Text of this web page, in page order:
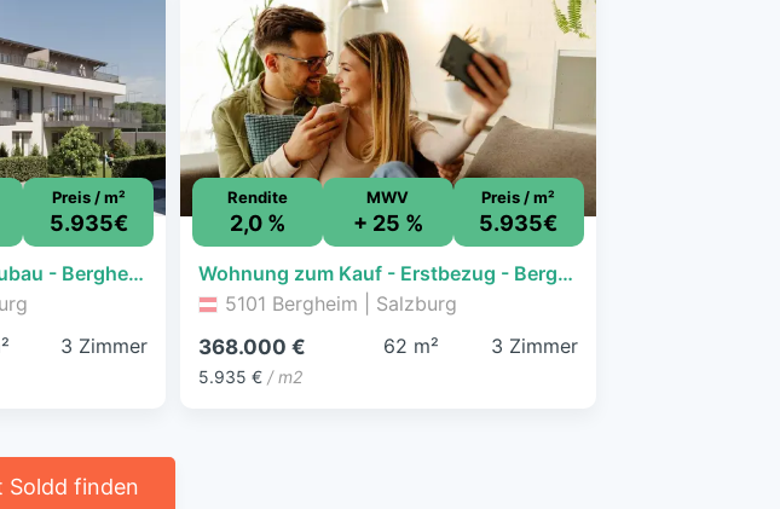
Preis / m²
5.935€
Wohnung zum Kauf - Neubau - Bergheim - 368.000 € - 3 Zimmer, 62 m², 2. Geschoss
3 Zimmer
Rendite
2,0 %
MWV
+ 25 %
Preis / m²
5.935€
Wohnung zum Kauf - Erstbezug - Bergheim - 368.000 € - 3 Zimmer, 62 m², 2. Geschoss
5101 Bergheim | Salzburg
368.000 €
5.935 € / m2
62 m² 3 Zimmer
Soldd finden